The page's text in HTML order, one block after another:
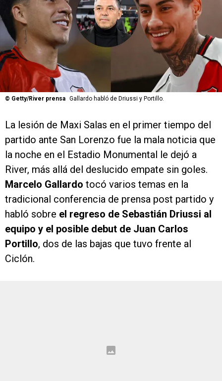
© Getty/River prensa Gallardo habló de Driussi y Portillo.
La lesión de Maxi Salas en el primer tiempo del
partido ante San Lorenzo fue la mala noticia que
la noche en el Estadio Monumental le dejó a
River, más allá del deslucido empate sin goles.
Marcelo Gallardo tocó varios temas en la
tradicional conferencia de prensa post partido y
habló sobre el regreso de Sebastián Driussi al
equipo y el posible debut de Juan Carlos
Portillo, dos de las bajas que tuvo frente al
Ciclón.